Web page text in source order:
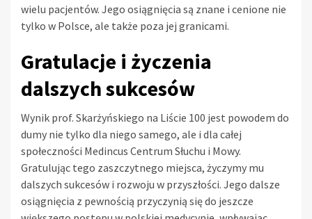
wielu pacjentów. Jego osiągnięcia są znane i cenione nie
tylko w Polsce, ale także poza jej granicami.
Gratulacje i życzenia
dalszych sukcesów
Wynik prof. Skarżyńskiego na Liście 100 jest powodem do
dumy nie tylko dla niego samego, ale i dla całej
społeczności Medincus Centrum Słuchu i Mowy.
Gratulując tego zaszczytnego miejsca, życzymy mu
dalszych sukcesów i rozwoju w przyszłości. Jego dalsze
osiągnięcia z pewnością przyczynią się do jeszcze